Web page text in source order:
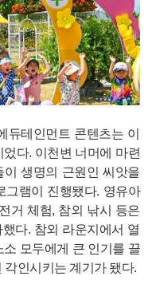
테인먼트 콘텐츠는 이
다. 이천변 너머에 마련
생명의 근원인 씨앗을
그램이 진행됐다. 영유아
거 체험, 참외 낚시 등은
다. 참외 라운지에서 열
모두에게 큰 인기를 끌
각인시키는 계기가 됐다.